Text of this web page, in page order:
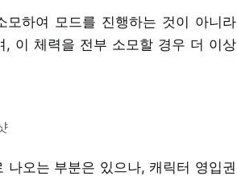
모하여 모드를 진행하는 것이 아니라
, 이 체력을 전부 소모할 경우 더 이상
오는 부분은 있으나, 캐릭터 영입권